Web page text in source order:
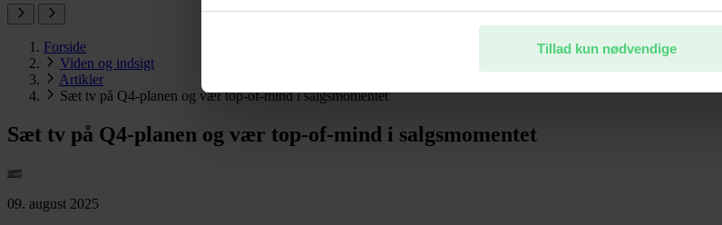
vil ikke påvirke browserdata. Du kan læse mere om behandlingen af dine
Tillad kun nødvendige
Forside
Viden og indsigt
Artikler
Sæt tv på Q4-planen og vær top-of-mind i salgsmomentet
Sæt tv på Q4-planen og vær top-of-mind i salgsmomentet
09. august 2025